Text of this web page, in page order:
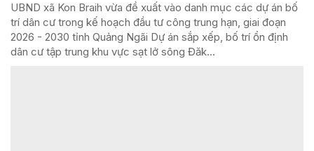
UBND xã Kon Braih vừa đề xuất vào danh mục các dự án bố
trí dân cư trong kế hoạch đầu tư công trung hạn, giai đoạn
2026 - 2030 tỉnh Quảng Ngãi Dự án sắp xếp, bố trí ổn định
dân cư tập trung khu vực sạt lở sông Đăk...